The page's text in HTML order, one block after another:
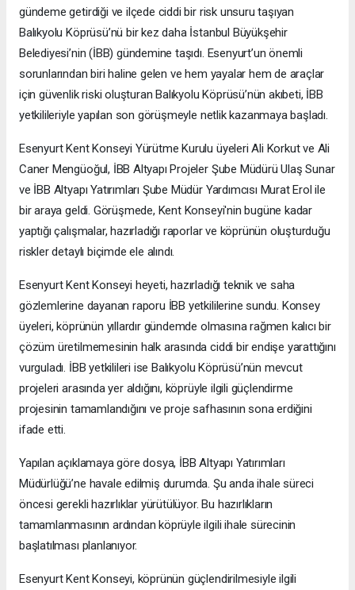
gündeme getirdiği ve ilçede ciddi bir risk unsuru taşıyan
Balıkyolu Köprüsü’nü bir kez daha İstanbul Büyükşehir
Belediyesi’nin (İBB) gündemine taşıdı. Esenyurt’un önemli
sorunlarından biri haline gelen ve hem yayalar hem de araçlar
için güvenlik riski oluşturan Balıkyolu Köprüsü’nün akıbeti, İBB
yetkilileriyle yapılan son görüşmeyle netlik kazanmaya başladı.
Esenyurt Kent Konseyi Yürütme Kurulu üyeleri Ali Korkut ve Ali
Caner Mengüoğul, İBB Altyapı Projeler Şube Müdürü Ulaş Sunar
ve İBB Altyapı Yatırımları Şube Müdür Yardımcısı Murat Erol ile
bir araya geldi. Görüşmede, Kent Konseyi'nin bugüne kadar
yaptığı çalışmalar, hazırladığı raporlar ve köprünün oluşturduğu
riskler detaylı biçimde ele alındı.
Esenyurt Kent Konseyi heyeti, hazırladığı teknik ve saha
gözlemlerine dayanan raporu İBB yetkililerine sundu. Konsey
üyeleri, köprünün yıllardır gündemde olmasına rağmen kalıcı bir
çözüm üretilmemesinin halk arasında ciddi bir endişe yarattığını
vurguladı. İBB yetkilileri ise Balıkyolu Köprüsü’nün mevcut
projeleri arasında yer aldığını, köprüyle ilgili güçlendirme
projesinin tamamlandığını ve proje safhasının sona erdiğini
ifade etti.
Yapılan açıklamaya göre dosya, İBB Altyapı Yatırımları
Müdürlüğü’ne havale edilmiş durumda. Şu anda ihale süreci
öncesi gerekli hazırlıklar yürütülüyor. Bu hazırlıkların
tamamlanmasının ardından köprüyle ilgili ihale sürecinin
başlatılması planlanıyor.
Esenyurt Kent Konseyi, köprünün güçlendirilmesiyle ilgili